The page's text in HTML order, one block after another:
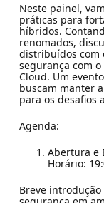
Neste painel,
práticas para
híbridos.
renomados,
distribuídos com
segurança com
Cloud. Um
buscam manter
para os desafios
Agenda:
Abertura e
Horário:
Breve